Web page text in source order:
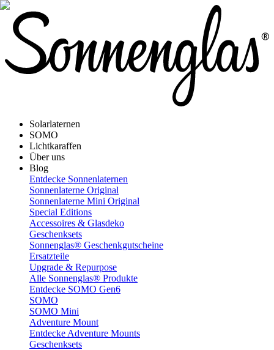
Solarlaternen
SOMO
Lichtkaraffen
Über uns
Blog
Entdecke Sonnenlaternen
Sonnenlaterne Original
Sonnenlaterne Mini Original
Special Editions
Accessoires & Glasdeko
Geschenksets
Sonnenglas® Geschenkgutscheine
Ersatzteile
Upgrade & Repurpose
Alle Sonnenglas® Produkte
Entdecke SOMO Gen6
SOMO
SOMO Mini
Adventure Mount
Entdecke Adventure Mounts
Geschenksets